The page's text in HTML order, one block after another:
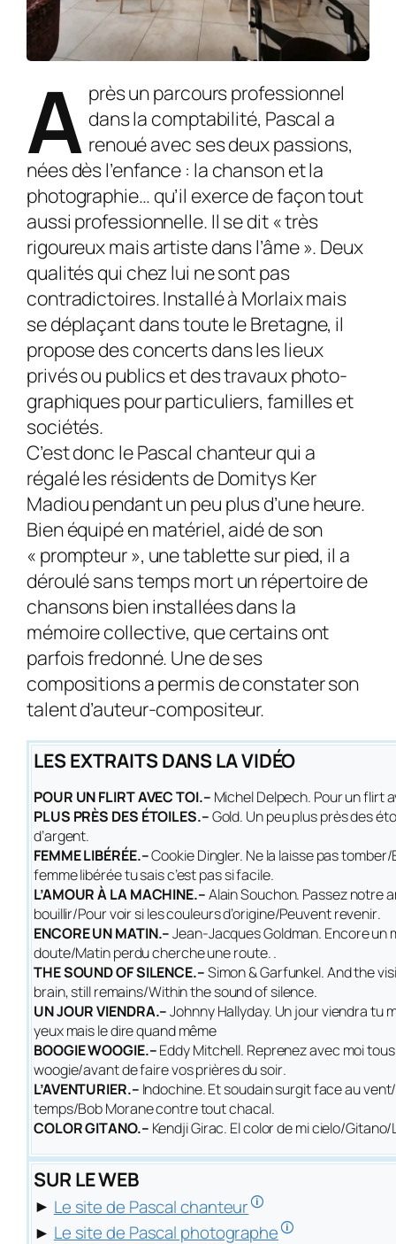
A près un parcours professionnel
dans la comptabilité, Pascal a
renoué avec ses deux passions,
nées dès l’enfance : la chanson et la
photographie… qu’il exerce de façon tout
aussi professionnelle. Il se dit « très
rigoureux mais artiste dans l’âme ». Deux
qualités qui chez lui ne sont pas
contradictoires. Installé à Morlaix mais
se déplaçant dans toute le Bretagne, il
propose des concerts dans les lieux
privés ou publics et des travaux photo­
gra­phiques pour particuliers, familles et
sociétés.
C’est donc le Pascal chanteur qui a
régalé les résidents de Domitys Ker
Madiou pendant un peu plus d’une heure.
Bien équipé en ma­tériel, aidé de son
« prompteur », une tablette sur pied, il a
déroulé sans temps mort un répertoire de
chansons bien installées dans la
mémoire collective, que certains ont
parfois fredonné. Une de ses
compositions a permis de constater son
talent d’auteur-compositeur.
LES EXTRAITS DANS LA VIDÉO
POUR UN FLIRT AVEC TOI.– Michel Delpech. Pour un flirt
PLUS PRÈS DES ÉTOILES.–Gold. Un peu plus près des
d’argent.
FEMME LIBÉRÉE.–Cookie Dingler. Ne la laisse pas
femme libérée tu sais c’est pas si facile.
L’AMOUR À LA MACHINE.–Alain Souchon. Passez notre
bouillir/Pour voir si les couleurs d’origine/Peuvent revenir.
ENCORE UN MATIN.–Jean-Jacques Goldman. Encore un
doute/Matin perdu cherche une route..
THE SOUND OF SILENCE.–Simon & Garfunkel.And the
brain, still remains/Within the sound of silence.
UN JOUR VIENDRA.–Johnny Hallyday. Un jour viendra tu
yeux mais le dire quand même
BOOGIE WOOGIE.–Eddy Mitchell. Reprenez avec moi
woogie/avant de faire vos prières du soir.
L’AVENTURIER.– Indochine.Et soudain surgit face au
temps/Bob Morane contre tout chacal.
COLOR GITANO.– Kendji Girac. El color de mi cielo/
SUR LE WEB
► Le site de Pascal chanteur🛈
► Le site de Pascal photographe🛈